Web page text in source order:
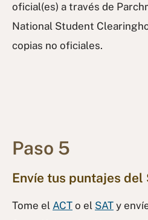
oficial(es) a través de
National Student
copias no oficiales.
Paso 5
Envíe tus puntajes del
Tome el ACT o el SAT y